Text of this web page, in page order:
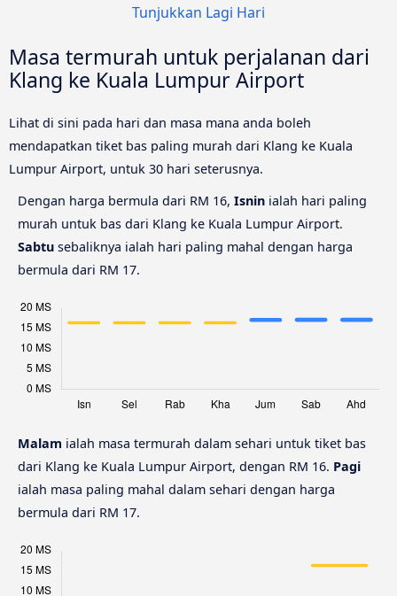
Tunjukkan Lagi Hari
Masa termurah untuk perjalanan dari
Klang ke Kuala Lumpur Airport
Lihat di sini pada hari dan masa mana anda boleh
mendapatkan tiket bas paling murah dari Klang ke Kuala
Lumpur Airport, untuk 30 hari seterusnya.
Dengan harga bermula dari RM 16, Isnin ialah hari paling
murah untuk bas dari Klang ke Kuala Lumpur Airport.
Sabtu sebaliknya ialah hari paling mahal dengan harga
bermula dari RM 17.
Malam ialah masa termurah dalam sehari untuk tiket bas
dari Klang ke Kuala Lumpur Airport, dengan RM 16. Pagi
ialah masa paling mahal dalam sehari dengan harga
bermula dari RM 17.